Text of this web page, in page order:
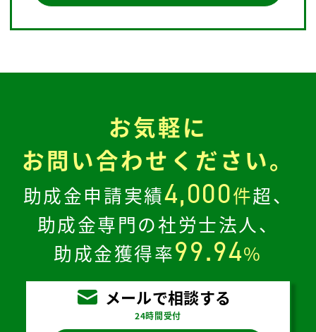
お気軽に
お問い合わせください。
助成金申請実績4,000件超、
助成金専門の社労士法人、
助成金獲得率99.94%
メールで相談する
24時間受付